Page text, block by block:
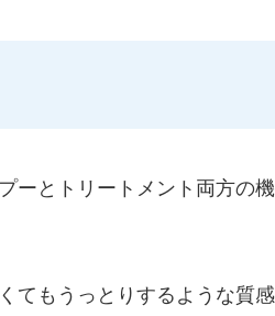
ーとトリートメント両方の
てもうっとりするような質